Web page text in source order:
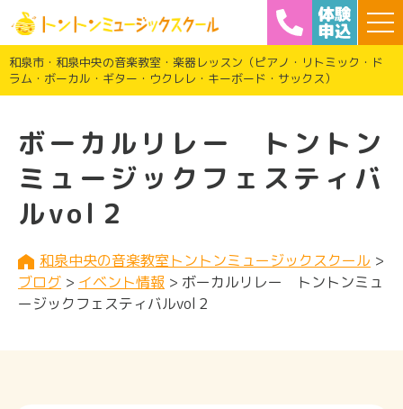
和泉市・和泉中央の音楽教室・楽器レッスン（ピアノ・リトミック・ド
ラム・ボーカル・ギター・ウクレレ・キーボード・サックス）
ボーカルリレー トントン
ミュージックフェスティバ
ルvol２
和泉中央の音楽教室トントンミュージックスクール >
ブログ > イベント情報 > ボーカルリレー トントンミュ
ージックフェスティバルvol２